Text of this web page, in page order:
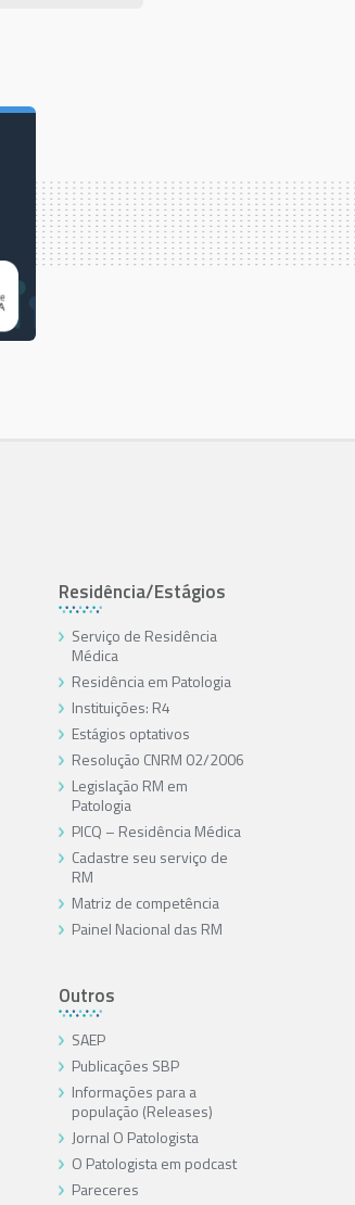
Residência/Estágios
Serviço de Residência
Médica
Residência em Patologia
Instituições: R4
Estágios optativos
Resolução CNRM 02/2006
Legislação RM em
Patologia
PICQ – Residência Médica
Cadastre seu serviço de
RM
Matriz de competência
Painel Nacional das RM
Outros
SAEP
Publicações SBP
Informações para a
população (Releases)
Jornal O Patologista
O Patologista em podcast
Pareceres